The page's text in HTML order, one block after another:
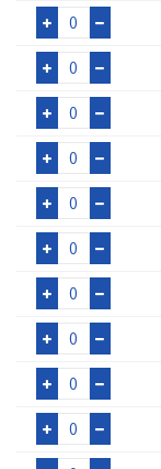
-
+
-
+
-
+
-
+
-
+
-
+
-
+
-
+
-
+
-
+
-
+